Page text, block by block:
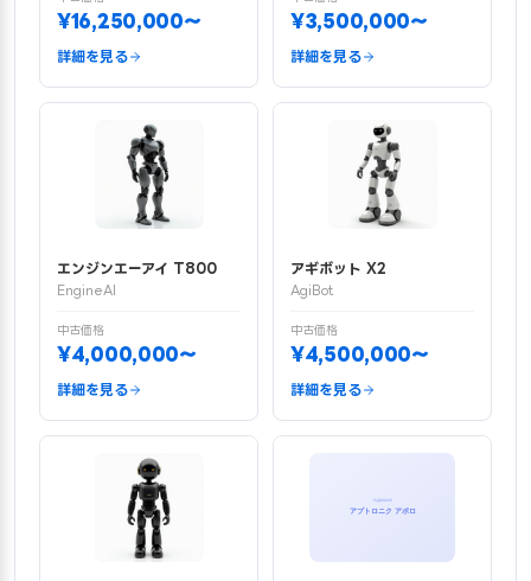
¥16,250,000〜
詳細を見る
¥3,500,000〜
詳細を見る
エンジンエーアイ T800
EngineAI
中古価格
¥4,000,000〜
詳細を見る
アギボット X2
AgiBot
中古価格
¥4,500,000〜
詳細を見る